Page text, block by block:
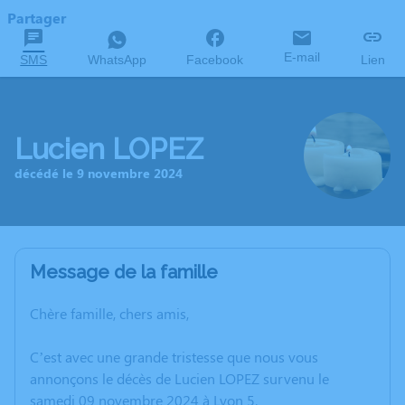
Partager
SMS WhatsApp Facebook E-mail Lien
Lucien LOPEZ
décédé le 9 novembre 2024
Message de la famille
Chère famille, chers amis,
C’est avec une grande tristesse que nous vous
annonçons le décès de Lucien LOPEZ survenu le
samedi 09 novembre 2024 à Lyon 5.